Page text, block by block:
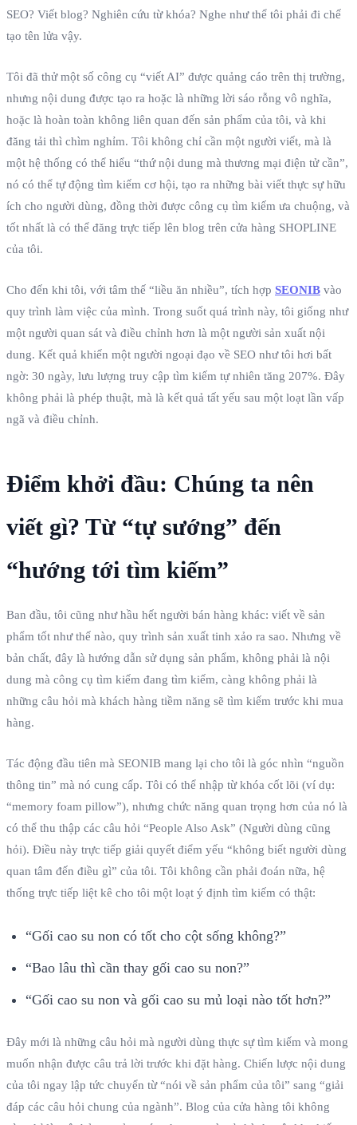
SEO? Viết blog? Nghiên cứu từ khóa? Nghe như thể tôi phải đi chế
tạo tên lửa vậy.
Tôi đã thử một số công cụ “viết AI” được quảng cáo trên thị trường,
nhưng nội dung được tạo ra hoặc là những lời sáo rỗng vô nghĩa,
hoặc là hoàn toàn không liên quan đến sản phẩm của tôi, và khi
đăng tải thì chìm nghỉm. Tôi không chỉ cần một người viết, mà là
một hệ thống có thể hiểu “thứ nội dung mà thương mại điện tử cần”,
nó có thể tự động tìm kiếm cơ hội, tạo ra những bài viết thực sự hữu
ích cho người dùng, đồng thời được công cụ tìm kiếm ưa chuộng, và
tốt nhất là có thể đăng trực tiếp lên blog trên cửa hàng SHOPLINE
của tôi.
Cho đến khi tôi, với tâm thế “liều ăn nhiều”, tích hợp SEONIB vào
quy trình làm việc của mình. Trong suốt quá trình này, tôi giống như
một người quan sát và điều chỉnh hơn là một người sản xuất nội
dung. Kết quả khiến một người ngoại đạo về SEO như tôi hơi bất
ngờ: 30 ngày, lưu lượng truy cập tìm kiếm tự nhiên tăng 207%. Đây
không phải là phép thuật, mà là kết quả tất yếu sau một loạt lần vấp
ngã và điều chỉnh.
Điểm khởi đầu: Chúng ta nên
viết gì? Từ “tự sướng” đến
“hướng tới tìm kiếm”
Ban đầu, tôi cũng như hầu hết người bán hàng khác: viết về sản
phẩm tốt như thế nào, quy trình sản xuất tinh xảo ra sao. Nhưng về
bản chất, đây là hướng dẫn sử dụng sản phẩm, không phải là nội
dung mà công cụ tìm kiếm đang tìm kiếm, càng không phải là
những câu hỏi mà khách hàng tiềm năng sẽ tìm kiếm trước khi mua
hàng.
Tác động đầu tiên mà SEONIB mang lại cho tôi là góc nhìn “nguồn
thông tin” mà nó cung cấp. Tôi có thể nhập từ khóa cốt lõi (ví dụ:
“memory foam pillow”), nhưng chức năng quan trọng hơn của nó là
có thể thu thập các câu hỏi “People Also Ask” (Người dùng cũng
hỏi). Điều này trực tiếp giải quyết điểm yếu “không biết người dùng
quan tâm đến điều gì” của tôi. Tôi không cần phải đoán nữa, hệ
thống trực tiếp liệt kê cho tôi một loạt ý định tìm kiếm có thật:
“Gối cao su non có tốt cho cột sống không?”
“Bao lâu thì cần thay gối cao su non?”
“Gối cao su non và gối cao su mủ loại nào tốt hơn?”
Đây mới là những câu hỏi mà người dùng thực sự tìm kiếm và mong
muốn nhận được câu trả lời trước khi đặt hàng. Chiến lược nội dung
của tôi ngay lập tức chuyển từ “nói về sản phẩm của tôi” sang “giải
đáp các câu hỏi chung của ngành”. Blog của cửa hàng tôi không